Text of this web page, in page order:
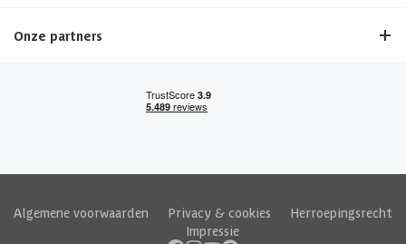
Onze partners
Algemene voorwaarden Privacy & cookies
Herroepingsrecht
Impressie